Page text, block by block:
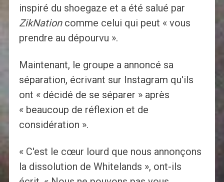
inspiré du shoegaze et a été salué par
ZikNationcomme celui qui peut « vous
prendre au dépourvu ».
Maintenant, le groupe a annoncé sa
séparation, écrivant sur Instagram qu'ils
ont « décidé de se séparer » après
« beaucoup de réflexion et de
considération ».
« C'est le cœur lourd que nous annonçons
la dissolution de Whitelands », ont-ils